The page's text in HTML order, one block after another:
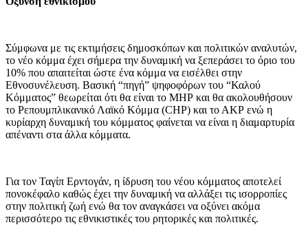
Σύμφωνα με τις εκτιμήσεις δημοσκόπων και πολιτικών αναλυτών,
το νέο κόμμα έχει σήμερα την δυναμική να ξεπεράσει το όριο του
10% που απαιτείται ώστε ένα κόμμα να εισέλθει στην
Εθνοσυνέλευση. Βασική “πηγή” ψηφοφόρων του “Καλού
Κόμματος” θεωρείται ότι θα είναι το ΜΗΡ και θα ακολουθήσουν
το Ρεπουμπλικανικό Λαϊκό Κόμμα (CHP) και το ΑΚΡ ενώ η
κυρίαρχη δυναμική του κόμματος φαίνεται να είναι η διαμαρτυρία
απέναντι στα άλλα κόμματα.
Για τον Ταγίπ Ερντογάν, η ίδρυση του νέου κόμματος αποτελεί
πονοκέφαλο καθώς έχει την δυναμική να αλλάξει τις ισορροπίες
στην πολιτική ζωή ενώ θα τον αναγκάσει να οξύνει ακόμα
περισσότερο τις εθνικιστικές του ρητορικές και πολιτικές.